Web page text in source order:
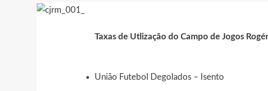
Taxas de Utlização do Campo de Jogos
União Futebol Degolados – Isento